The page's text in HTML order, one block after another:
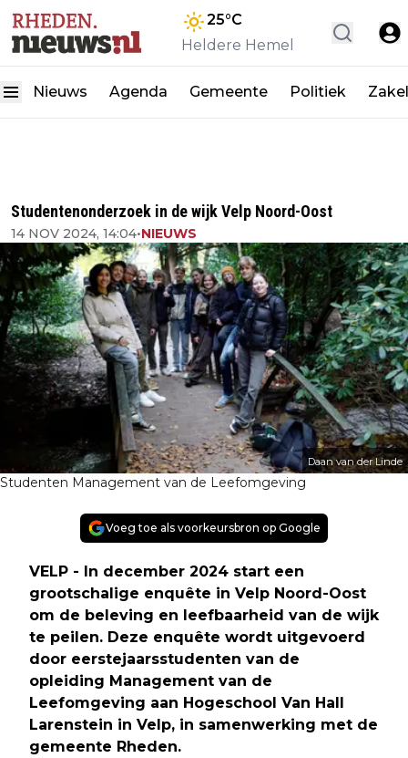
25°C
Heldere Hemel
Nieuws Agenda Gemeente Politiek
Studentenonderzoek in de wijk Velp Noord-Oost
14 NOV 2024, 14:04•NIEUWS
Daan van der Linde
Studenten Management van de Leefomgeving
Voeg toe als voorkeursbron op Google
VELP - In december 2024 start een
grootschalige enquête in Velp Noord-Oost
om de beleving en leefbaarheid van de wijk
te peilen. Deze enquête wordt uitgevoerd
door eerstejaarsstudenten van de
opleiding Management van de
Leefomgeving aan Hogeschool Van Hall
Larenstein in Velp, in samenwerking met de
gemeente Rheden.